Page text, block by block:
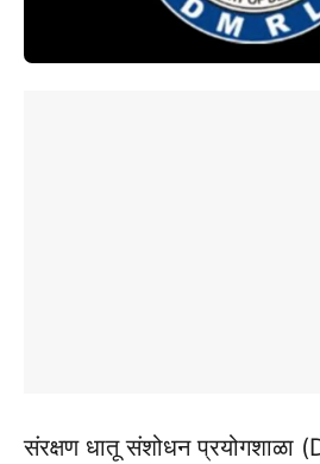
संरक्षण धातू संशोधन प्रयोगशाळा